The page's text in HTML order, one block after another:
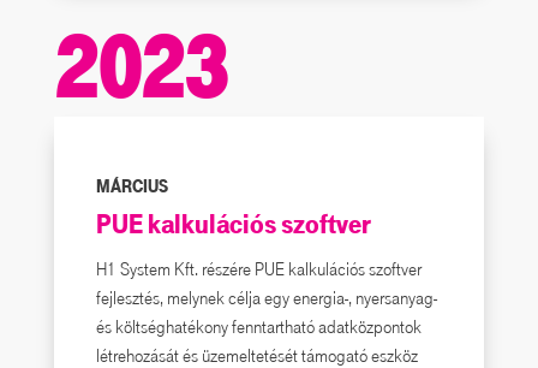
2023
MÁRCIUS
PUE kalkulációs szoftver
H1 System Kft. részére PUE kalkulációs szoftver
fejlesztés, melynek célja egy energia-, nyersanyag-
és költséghatékony fenntartható adatközpontok
létrehozását és üzemeltetését támogató eszköz